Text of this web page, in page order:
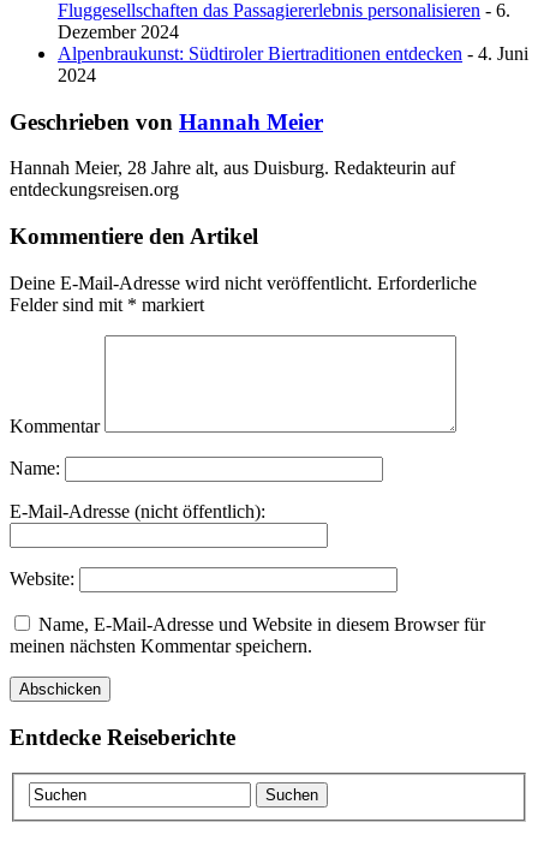
Fluggesellschaften das Passagiererlebnis personalisieren - 6.
Dezember 2024
Alpenbraukunst: Südtiroler Biertraditionen entdecken - 4. Juni
2024
Geschrieben von Hannah Meier
Hannah Meier, 28 Jahre alt, aus Duisburg. Redakteurin auf
entdeckungsreisen.org
Kommentiere den Artikel
Deine E-Mail-Adresse wird nicht veröffentlicht. Erforderliche
Felder sind mit * markiert
Kommentar
Name:
E-Mail-Adresse (nicht öffentlich):
Website:
Name, E-Mail-Adresse und Website in diesem Browser für
meinen nächsten Kommentar speichern.
Entdecke Reiseberichte